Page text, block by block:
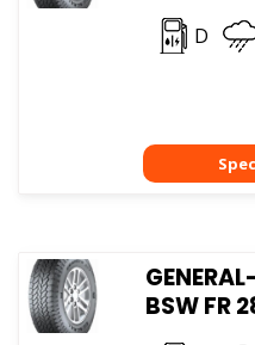
D
BSW FR